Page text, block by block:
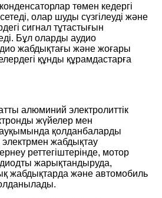
төмен кедергі
олар шуды сүзгілеуді және
сигнал тұтастығын
Бұл оларды аудио
жабдықтағы және жоғары
құнды құрамдастарға
алюминий электролиттік
жүйелер мен
қолданбаларды
жабдықтау
реттегіштерінде, мотор
жарықтандыруда,
жабдықтарда және автомобиль